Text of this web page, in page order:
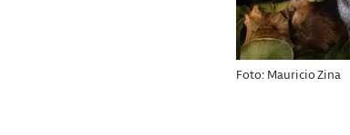
Foto: Mauricio Zina